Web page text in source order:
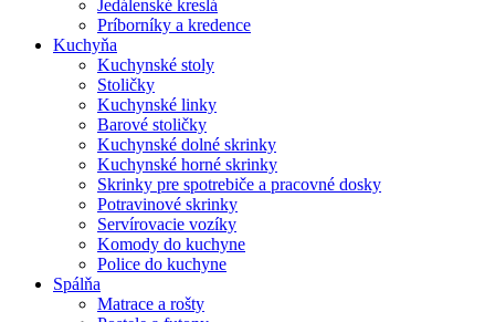
Jedálenské kreslá
Príborníky a kredence
Kuchyňa
Kuchynské stoly
Stoličky
Kuchynské linky
Barové stoličky
Kuchynské dolné skrinky
Kuchynské horné skrinky
Skrinky pre spotrebiče a pracovné dosky
Potravinové skrinky
Servírovacie vozíky
Komody do kuchyne
Police do kuchyne
Spálňa
Matrace a rošty